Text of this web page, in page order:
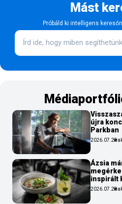
Mást
Próbáld ki intelligens
újra
Parkban
2026.07.29
Ázsia
inspirált
2026.07.29